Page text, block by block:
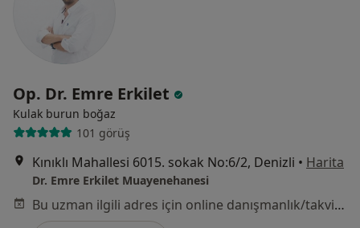
Op. Dr. Emre Erkilet
Kulak burun boğaz
101 görüş
Kınıklı Mahallesi 6015. sokak No:6/2, Denizli • Harita
Dr. Emre Erkilet Muayenehanesi
Bu uzman ilgili adres için online danışmanlık/takvim sunmuyor.